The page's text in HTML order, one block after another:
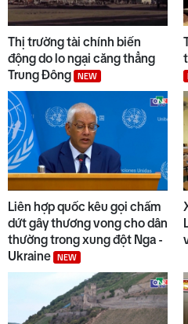
Thời sự
Nga và
tấn công
Thị trường tài chính biến
động do lo ngại căng thẳng
Trung Đông
NEW
Liên hợp quốc kêu gọi chấm
dứt gây thương vong cho dân
thường trong xung đột Nga -
Ukraine
NEW